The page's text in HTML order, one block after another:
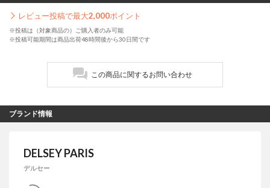
レビュー投稿で最大2,000ポイント
※投稿は（対象商品の）ご購入者のみ可能
※投稿可能期間は商品出荷48時間後から30日間です
この商品に関するお問い合わせ
ブランド情報
DELSEY PARIS
デルセー